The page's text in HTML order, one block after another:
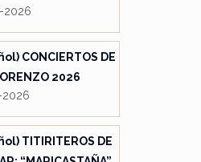
2026
CONCIERTOS DE
2026
TITIRITEROS DE